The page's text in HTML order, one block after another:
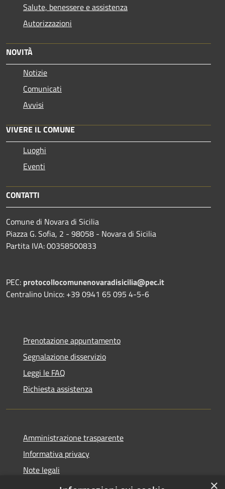
Salute, benessere e assistenza
Autorizzazioni
NOVITÀ
Notizie
Comunicati
Avvisi
VIVERE IL COMUNE
Luoghi
Eventi
CONTATTI
Comune di Novara di Sicilia
Piazza G. Sofia, 2 - 98058 - Novara di Sicilia
Partita IVA: 00358500833
PEC: protocollocomunenovaradisicilia@pec.it
Centralino Unico: +39 0941 65 095 4-5-6
Prenotazione appuntamento
Segnalazione disservizio
Leggi le FAQ
Richiesta assistenza
Amministrazione trasparente
Informativa privacy
Note legali
Dichiarazione di accessibilità
×